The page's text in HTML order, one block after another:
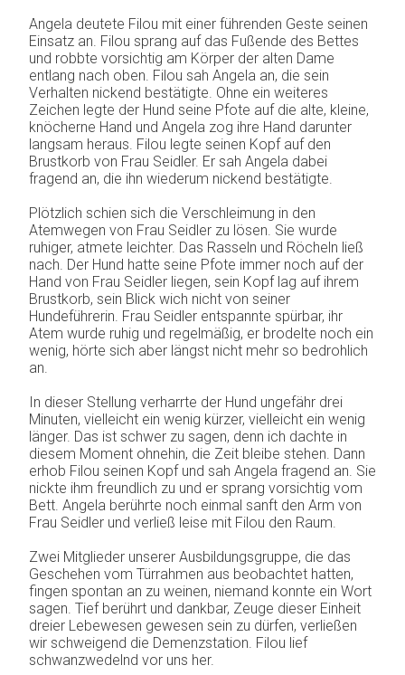
Angela deutete Filou mit einer führenden Geste seinen
Einsatz an. Filou sprang auf das Fußende des Bettes
und robbte vorsichtig am Körper der alten Dame
entlang nach oben. Filou sah Angela an, die sein
Verhalten nickend bestätigte. Ohne ein weiteres
Zeichen legte der Hund seine Pfote auf die alte, kleine,
knöcherne Hand und Angela zog ihre Hand darunter
langsam heraus. Filou legte seinen Kopf auf den
Brustkorb von Frau Seidler. Er sah Angela dabei
fragend an, die ihn wiederum nickend bestätigte.
Plötzlich schien sich die Verschleimung in den
Atemwegen von Frau Seidler zu lösen. Sie wurde
ruhiger, atmete leichter. Das Rasseln und Röcheln ließ
nach. Der Hund hatte seine Pfote immer noch auf der
Hand von Frau Seidler liegen, sein Kopf lag auf ihrem
Brustkorb, sein Blick wich nicht von seiner
Hundeführerin. Frau Seidler entspannte spürbar, ihr
Atem wurde ruhig und regelmäßig, er brodelte noch ein
wenig, hörte sich aber längst nicht mehr so bedrohlich
an.
In dieser Stellung verharrte der Hund ungefähr drei
Minuten, vielleicht ein wenig kürzer, vielleicht ein wenig
länger. Das ist schwer zu sagen, denn ich dachte in
diesem Moment ohnehin, die Zeit bleibe stehen. Dann
erhob Filou seinen Kopf und sah Angela fragend an. Sie
nickte ihm freundlich zu und er sprang vorsichtig vom
Bett. Angela berührte noch einmal sanft den Arm von
Frau Seidler und verließ leise mit Filou den Raum.
Zwei Mitglieder unserer Ausbildungsgruppe, die das
Geschehen vom Türrahmen aus beobachtet hatten,
fingen spontan an zu weinen, niemand konnte ein Wort
sagen. Tief berührt und dankbar, Zeuge dieser Einheit
dreier Lebewesen gewesen sein zu dürfen, verließen
wir schweigend die Demenzstation. Filou lief
schwanzwedelnd vor uns her.